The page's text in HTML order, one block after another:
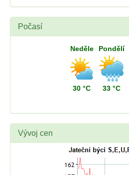
Počasí
Neděle
30 °C
Pondělí
33 °C
Vývoj cen